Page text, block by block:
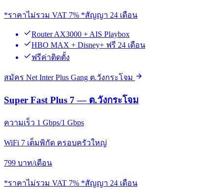
*ราคาไม่รวม VAT 7% *สัญญา 24 เดือน
Router AX3000 + AIS Playbox
HBO MAX + Disney+ ฟรี 24 เดือน
ฟรีค่าติดตั้ง
สมัคร Net Inter Plus Gang ต.วังกระโจม
Super Fast Plus 7 — ต.วังกระโจม
ความเร็ว 1 Gbps/1 Gbps
WiFi 7 เต็มพิกัด ครอบครัวใหญ่
799 บาท/เดือน
*ราคาไม่รวม VAT 7% *สัญญา 24 เดือน